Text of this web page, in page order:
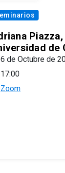
Piazza,
de
6 de Octubre de
17:00
Zoom